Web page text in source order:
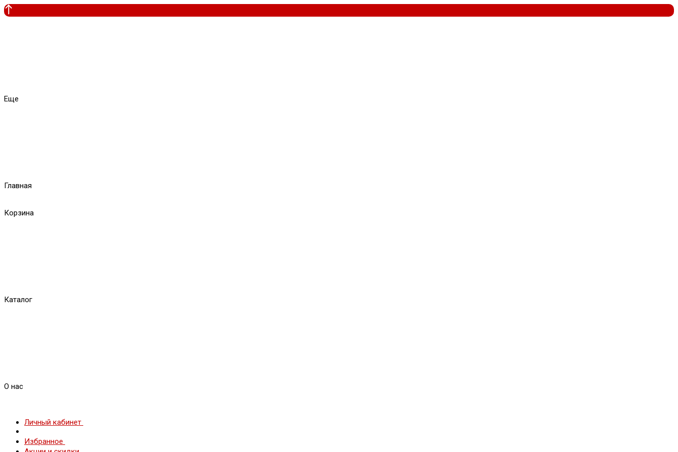
Еще
Главная
Корзина
Каталог
О нас
Личный кабинет
Избранное